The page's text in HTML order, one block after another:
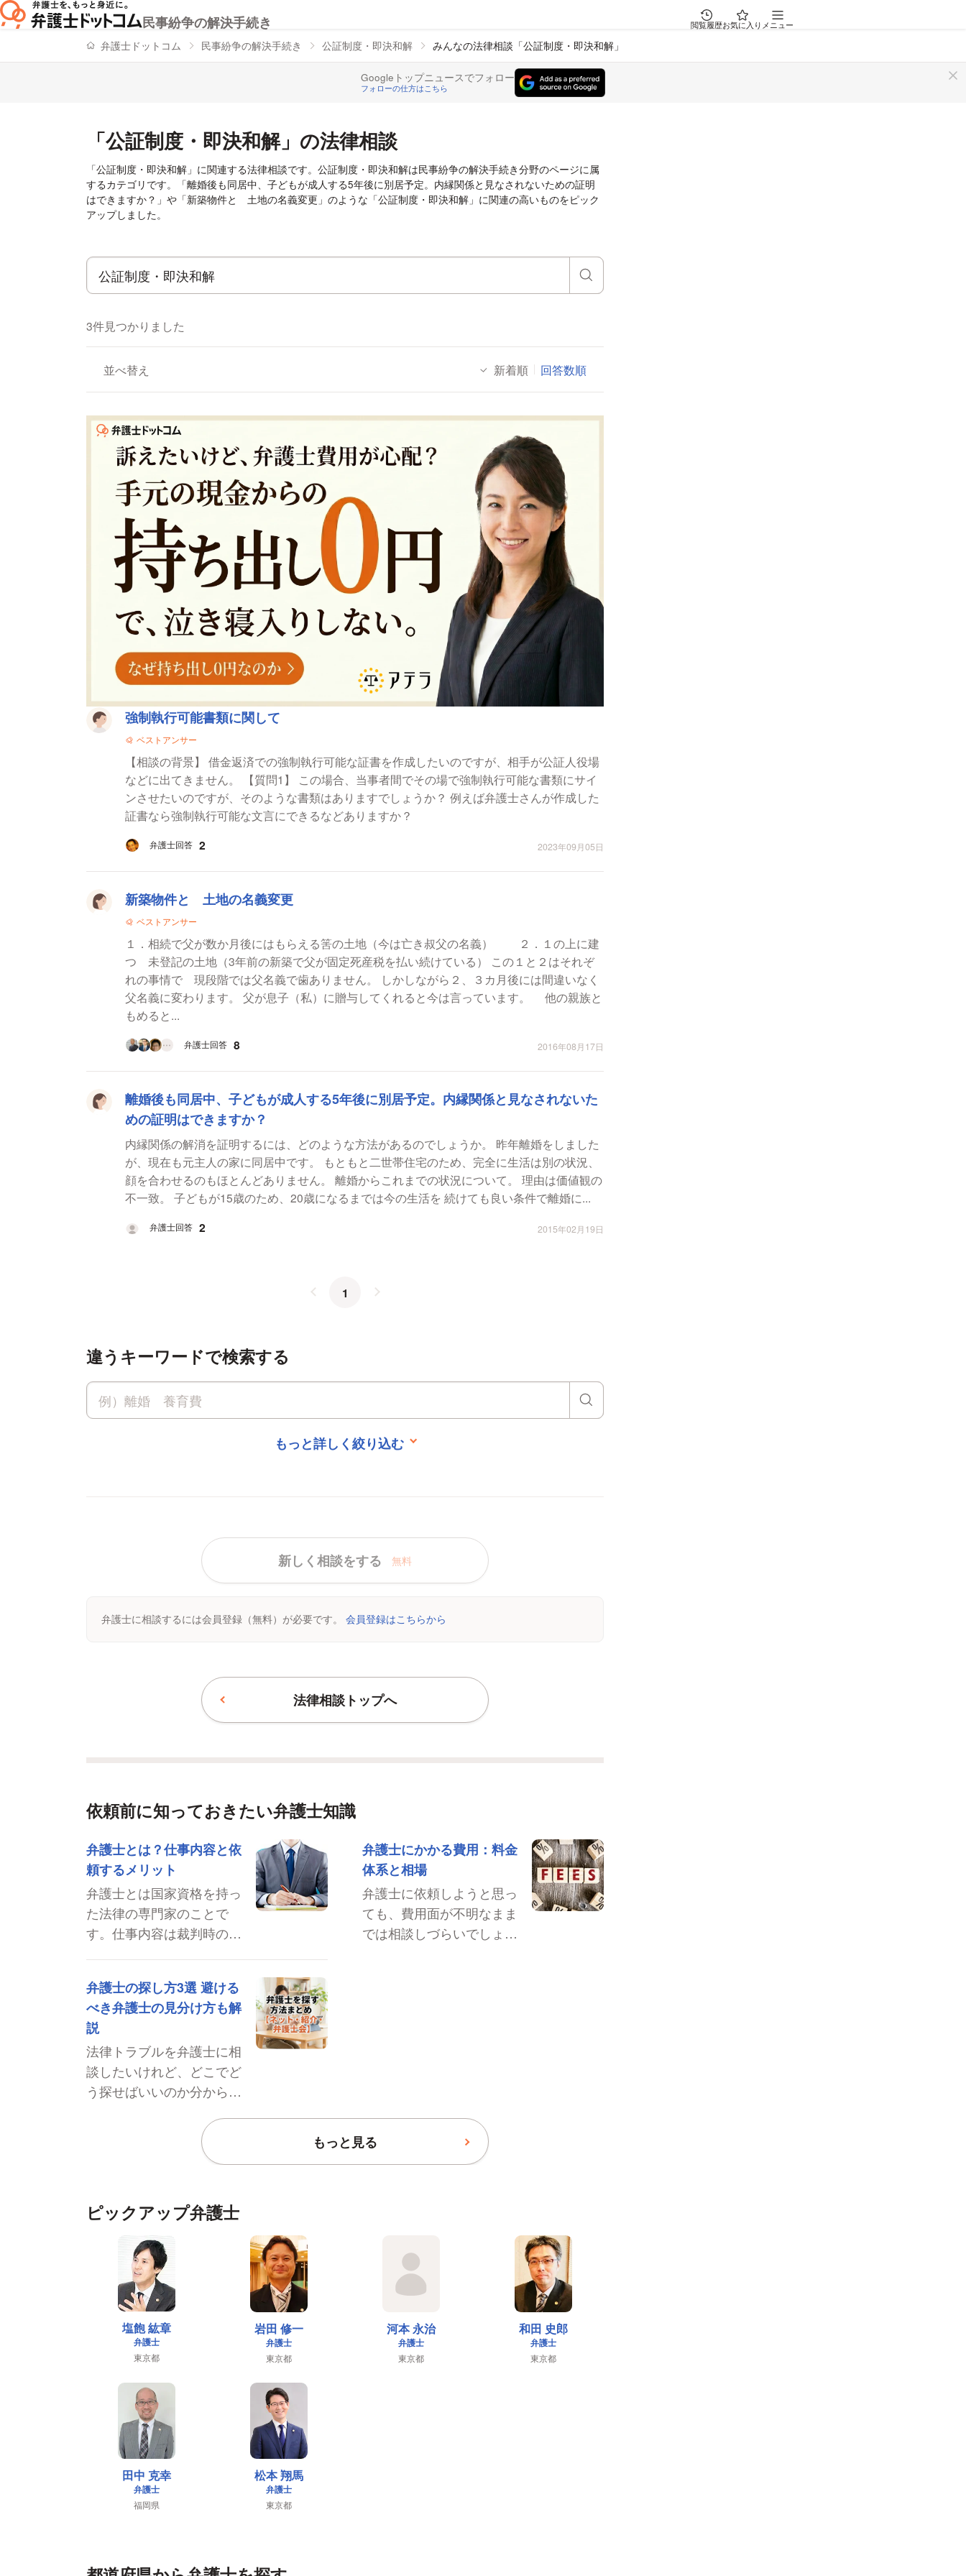
民事紛争の解決手続き 閲覧履歴お気に入り メニュー
弁護士ドットコム 民事紛争の解決手続き 公証制度・即決和解 みんなの法律相談「公証制度・即決和解」
Googleトップニュースでフォロー
フォローの仕方はこちら
「公証制度・即決和解」の法律相談
「公証制度・即決和解」に関連する法律相談です。公証制度・即決和解は民事紛争の解決手続き分野のページに属
するカテゴリです。「離婚後も同居中、子どもが成人する5年後に別居予定。内縁関係と見なされないための証明
はできますか？」や「新築物件と 土地の名義変更」のような「公証制度・即決和解」に関連の高いものをピック
アップしました。
3件見つかりました
並べ替え 新着順 回答数順
法律相談一覧
強制執行可能書類に関して
ベストアンサー
【相談の背景】 借金返済での強制執行可能な証書を作成したいのですが、相手が公証人役場
などに出てきません。 【質問1】 この場合、当事者間でその場で強制執行可能な書類にサイ
ンさせたいのですが、そのような書類はありますでしょうか？ 例えば弁護士さんが作成した
証書なら強制執行可能な文言にできるなどありますか？
弁護士回答 2 2023年09月05日
新築物件と 土地の名義変更
ベストアンサー
１．相続で父が数か月後にはもらえる筈の土地（今は亡き叔父の名義） ２．１の上に建
つ 未登記の土地（3年前の新築で父が固定死産税を払い続けている） この１と２はそれぞ
れの事情で 現段階では父名義で歯ありません。 しかしながら２、３カ月後には間違いなく
父名義に変わります。 父が息子（私）に贈与してくれると今は言っています。 他の親族と
もめると...
弁護士回答 8 2016年08月17日
離婚後も同居中、子どもが成人する5年後に別居予定。内縁関係と見なされないた
めの証明はできますか？
内縁関係の解消を証明するには、どのような方法があるのでしょうか。 昨年離婚をしました
が、現在も元主人の家に同居中です。 もともと二世帯住宅のため、完全に生活は別の状況、
顔を合わせるのもほとんどありません。 離婚からこれまでの状況について。 理由は価値観の
不一致。 子どもが15歳のため、20歳になるまでは今の生活を 続けても良い条件で離婚に...
弁護士回答 2 2015年02月19日
1
違うキーワードで検索する
もっと詳しく絞り込む
新しく相談をする 無料
弁護士に相談するには会員登録（無料）が必要です。会員登録はこちらから
法律相談トップへ
依頼前に知っておきたい弁護士知識
弁護士とは？仕事内容と依
頼するメリット
弁護士とは国家資格を持っ
た法律の専門家のことで
す。仕事内容は裁判時の代
人にとってより身近な業務
も行っています。初回であ
れば無料で法律相談できる
場合もあり、利用価値は高
いです。ここでは弁護士の
仕事内容と依頼するメリッ
トについて確認しましょ
弁護士にかかる費用：料金
体系と相場
弁護士に依頼しようと思っ
ても、費用面が不明なまま
では相談しづらいでしょ
弁護士の探し方3選 避ける
べき弁護士の見分け方も解
説
法律トラブルを弁護士に相
談したいけれど、どこでど
う探せばいいのか分から
護士の探し方には、自治体
などの公的な窓口、ネット
な方法があります。この記
の探し方を詳しく紹介しま
もっと見る
ピックアップ弁護士
塩飽 紘章
弁護士
東京都
岩田 修一
弁護士
東京都
河本 永治
弁護士
東京都
和田 史郎
弁護士
東京都
田中 克幸
弁護士
福岡県
松本 翔馬
弁護士
東京都